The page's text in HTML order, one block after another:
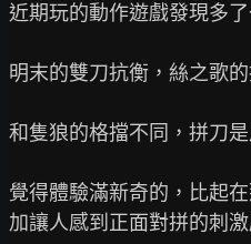
近期玩的動作遊戲發現多
明末的雙刀抗衡，絲之歌
和隻狼的格擋不同，拼刀
覺得體驗滿新奇的，比起
加讓人感到正面對拼的刺